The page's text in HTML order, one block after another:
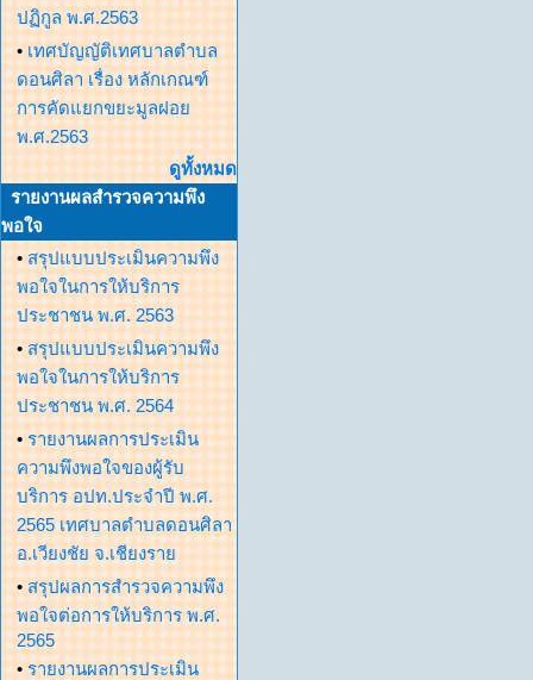
ปฏิกูล พ.ศ.2563
• เทศบัญญัติเทศบาลตำบล
ดอนศิลา เรื่อง หลักเกณฑ์
การคัดแยกขยะมูลฝอย
พ.ศ.2563
ดูทั้งหมด
รายงานผลสำรวจความพึง
พอใจ
• สรุปแบบประเมินความพึง
พอใจในการให้บริการ
ประชาชน พ.ศ. 2563
• สรุปแบบประเมินความพึง
พอใจในการให้บริการ
ประชาชน พ.ศ. 2564
• รายงานผลการประเมิน
ความพึงพอใจของผู้รับ
บริการ อปท.ประจำปี พ.ศ.
2565 เทศบาลตำบลดอนศิลา
อ.เวียงชัย จ.เชียงราย
• สรุปผลการสำรวจความพึง
พอใจต่อการให้บริการ พ.ศ.
2565
• รายงานผลการประเมิน